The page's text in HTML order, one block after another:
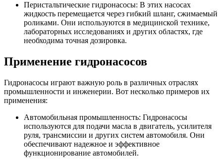
Перистальтические гидронасосы: В этих насосах
жидкость перемещается через гибкий шланг, сжимаемый
роликами. Они используются в медицинской технике,
лабораторных исследованиях и других областях, где
необходима точная дозировка.
Применение гидронасосов
Гидронасосы играют важную роль в различных отраслях
промышленности и инженерии. Вот несколько примеров их
применения:
Автомобильная промышленность: Гидронасосы
используются для подачи масла в двигатель, усилителя
руля, трансмиссии и других систем автомобиля. Они
обеспечивают надежное и эффективное
функционирование автомобилей.